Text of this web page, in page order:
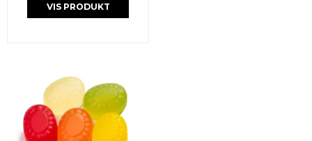
VIS PRODUKT